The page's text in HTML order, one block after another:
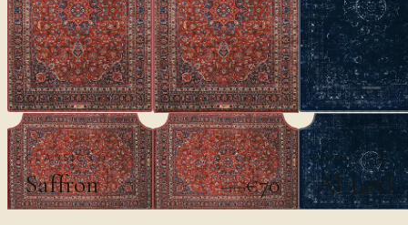
CLASSICS
Saffron €100€70
CLASSICS
Al-Layl